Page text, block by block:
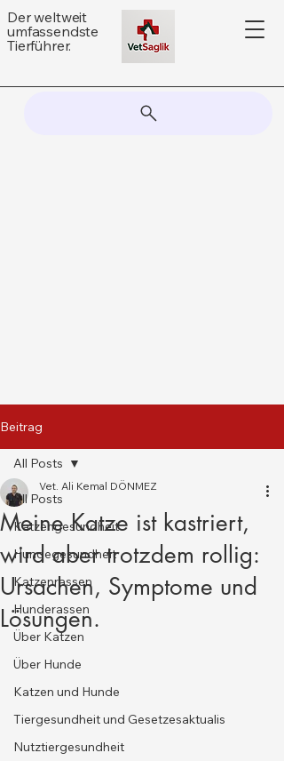
Der weltweit
umfassendste
Tierführer.
Beitrag
All Posts
Katzengesundheit
Hundegesundheit
Katzenrassen
Hunderassen
Über Katzen
Über Hunde
Katzen und Hunde
Tiergesundheit und Gesetzesaktualis
Nutztiergesundheit
All Posts
Meine Katze ist kastriert,
wird aber trotzdem rollig:
Ursachen, Symptome und
Lösungen.
Vet. Ali Kemal DÖNMEZ